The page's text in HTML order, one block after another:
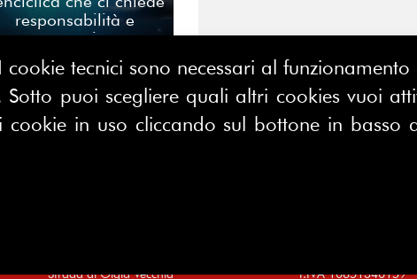
responsabilità e
coraggio.
CONTATTACI
Strada di Olgia Vecchia
P.IVA 10651340159
tecnici sono necessari al funzionamento
puoi scegliere quali altri cookies vuoi
in uso cliccando sul bottone in basso